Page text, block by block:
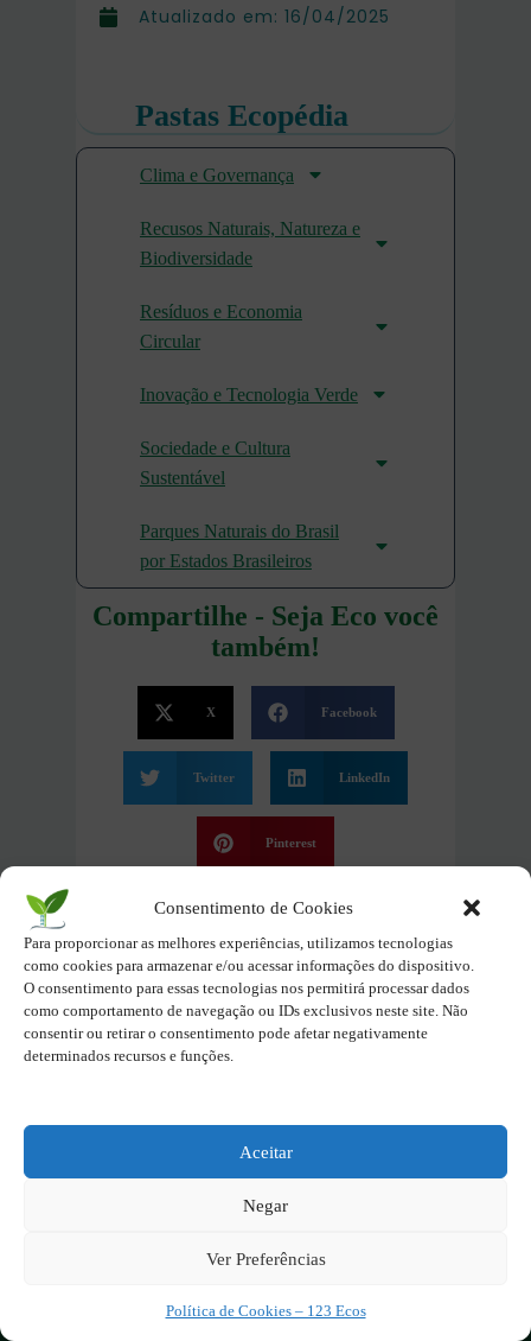
Consentimento de Cookies
Para proporcionar as melhores experiências, utilizamos tecnologias
como cookies para armazenar e/ou acessar informações do dispositivo.
O consentimento para essas tecnologias nos permitirá processar dados
como comportamento de navegação ou IDs exclusivos neste site. Não
consentir ou retirar o consentimento pode afetar negativamente
determinados recursos e funções.
Aceitar
Negar
Ver Preferências
Política de Cookies – 123 Ecos
Atualizado em: 16/04/2025
Pastas Ecopédia
Clima e Governança
Recusos Naturais, Natureza e
Biodiversidade
Resíduos e Economia
Circular
Inovação e Tecnologia Verde
Sociedade e Cultura
Sustentável
Parques Naturais do Brasil
por Estados Brasileiros
Compartilhe - Seja Eco você
também!
X Facebook
Twitter LinkedIn
Pinterest
Deixe seu sentimento
Feliz Normal Triste
O site é um movimento ambientalista!